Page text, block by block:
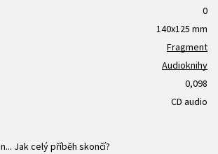
0
140x125 mm
Fragment
Audioknihy
0,098
CD audio
Jak celý příběh skončí?